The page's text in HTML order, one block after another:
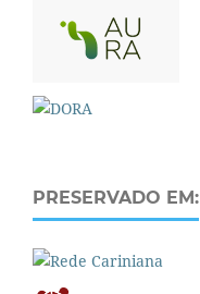
PRESERVADO EM: